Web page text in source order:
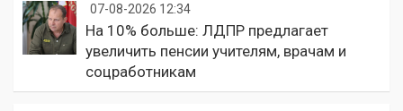
07-08-2026 12:34
На 10% больше: ЛДПР предлагает
увеличить пенсии учителям, врачам и
соцработникам